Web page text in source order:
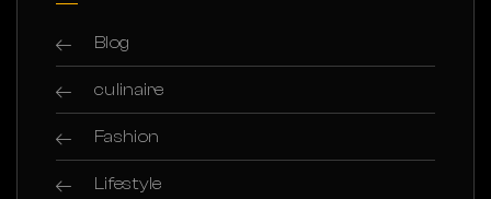
Blog
culinaire
Fashion
Lifestyle